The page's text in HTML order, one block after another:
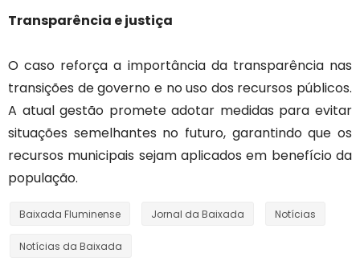
Transparência e justiça
O caso reforça a importância da transparência nas
transições de governo e no uso dos recursos públicos.
A atual gestão promete adotar medidas para evitar
situações semelhantes no futuro, garantindo que os
recursos municipais sejam aplicados em benefício da
população.
Baixada Fluminense Jornal da Baixada Notícias
Notícias da Baixada